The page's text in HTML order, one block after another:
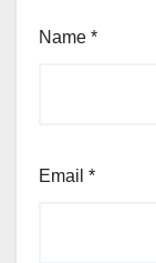
Name *
Email *